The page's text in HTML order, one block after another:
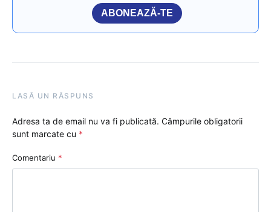
ABONEAZĂ-TE
LASĂ UN RĂSPUNS
Adresa ta de email nu va fi publicată. Câmpurile obligatorii
sunt marcate cu *
Comentariu *